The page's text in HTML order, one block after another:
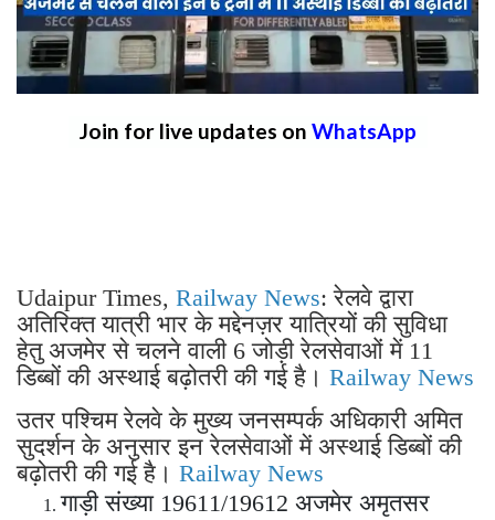
Join for live updates on WhatsApp
Udaipur Times, Railway News: रेलवे द्वारा
अतिरिक्त यात्री भार के मद्देनज़र यात्रियों की सुविधा
हेतु अजमेर से चलने वाली 6 जोड़ी रेलसेवाओं में 11
डिब्बों की अस्थाई बढ़ोतरी की गई है। Railway News
उतर पश्चिम रेलवे के मुख्य जनसम्पर्क अधिकारी अमित
सुदर्शन के अनुसार इन रेलसेवाओं में अस्थाई डिब्बों की
बढ़ोतरी की गई है। Railway News
गाड़ी संख्या 19611/19612 अजमेर अमृतसर